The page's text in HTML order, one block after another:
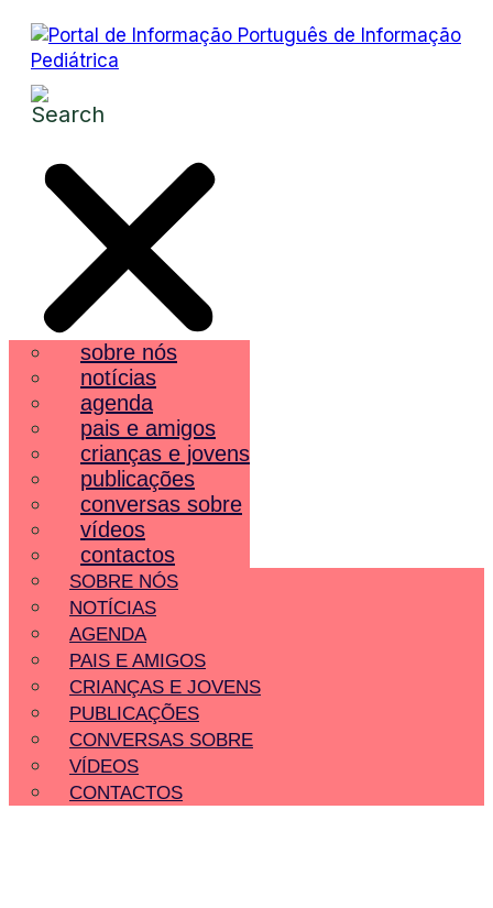
sobre nós
notícias
agenda
pais e amigos
crianças e jovens
publicações
conversas sobre
vídeos
contactos
SOBRE NÓS
NOTÍCIAS
AGENDA
PAIS E AMIGOS
CRIANÇAS E JOVENS
PUBLICAÇÕES
CONVERSAS SOBRE
VÍDEOS
CONTACTOS